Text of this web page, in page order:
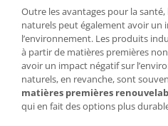
Outre les avantages pour la
naturels peut également avoir un
l’environnement. Les produits
à partir de matières premières
avoir un impact négatif sur
naturels, en revanche, sont
matières premières
qui en fait des options plus